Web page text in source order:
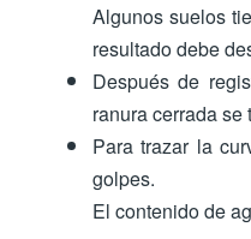
Algunos suelos
resultado debe
Después de
ranura cerrada
Para trazar la
golpes.
El contenido de